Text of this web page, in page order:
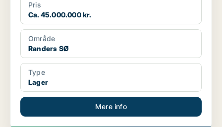
Pris
Ca. 45.000.000 kr.
Område
Randers SØ
Type
Lager
Mere info